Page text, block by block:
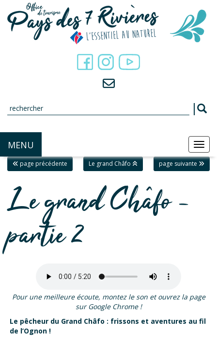
MENU
page précédente Le grand Châfo page suivante
Le grand Châfo -
partie 2
Le pêcheur du Grand Châfo : frissons et aventures au fil
de l’Ognon !
Pour une meilleure écoute, montez le son et ouvrez la page
sur Google Chrome !
Panneau de gestion des cookies